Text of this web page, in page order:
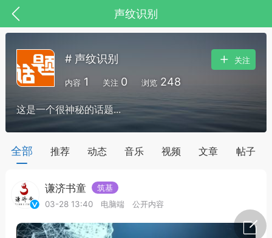
声纹识别
节气气象
# 声纹识别
内容 1 关注 0 浏览 248
关注
这是一个很神秘的话题...
全部 推荐 动态 音乐 视频 文章 帖子
谦济书童
筑基
03-28 13:40
电脑端 公开内容